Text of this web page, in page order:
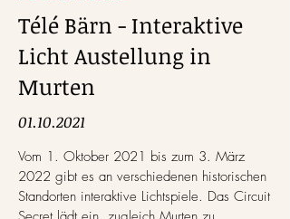
Télé Bärn - Interaktive
Licht Austellung in
Murten
01.10.2021
Vom 1. Oktober 2021 bis zum 3. März
2022 gibt es an verschiedenen historischen
Standorten interaktive Lichtspiele. Das Circuit